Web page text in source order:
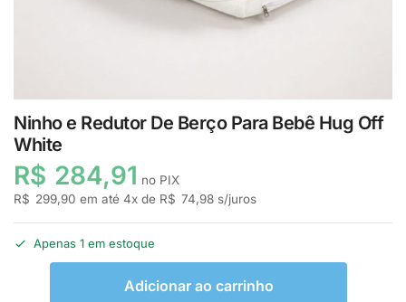
Ninho e Redutor De Berço Para Bebê Hug Off
White
R$ 284,91 no PIX
R$ 299,90 em até 4x de R$ 74,98 s/juros
Apenas 1 em estoque
Adicionar ao carrinho